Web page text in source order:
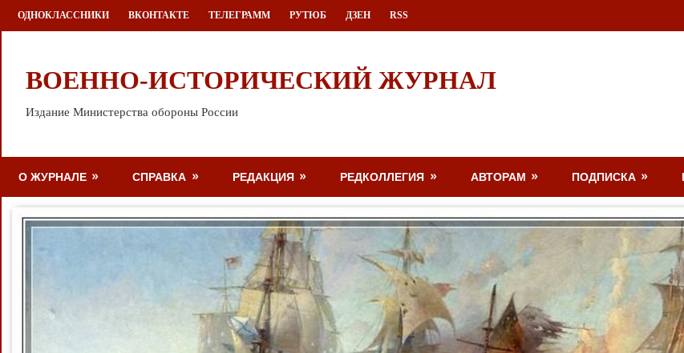
Перейти
к
ОДНОКЛАССНИКИ ВКОНТАКТЕ ТЕЛЕГРАММ РУТЮБ ДЗЕН RSS
ВОЕННО-ИСТОРИЧЕСКИЙ ЖУРНАЛ
Издание Министерства обороны России
О ЖУРНАЛЕ СПРАВКА РЕДАКЦИЯ РЕДКОЛЛЕГИЯ АВТОРАМ ПОДПИСКА